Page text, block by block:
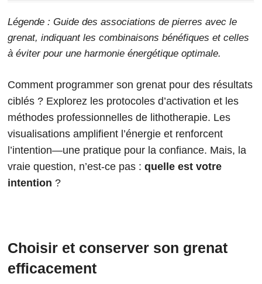
Légende : Guide des associations de pierres avec le
grenat, indiquant les combinaisons bénéfiques et celles
à éviter pour une harmonie énergétique optimale.
Comment programmer son grenat pour des résultats
ciblés ? Explorez les protocoles d’activation et les
méthodes professionnelles de lithotherapie. Les
visualisations amplifient l’énergie et renforcent
l’intention—une pratique pour la confiance. Mais, la
vraie question, n’est-ce pas : quelle est votre
intention ?
Choisir et conserver son grenat
efficacement